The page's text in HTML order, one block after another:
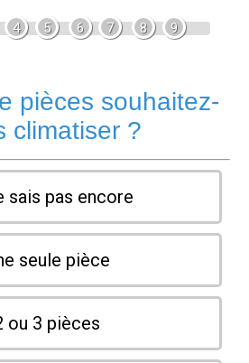
4 5 6 7 8 9
pièces souhaitez-
climatiser ?
sais pas encore
seule pièce
ou 3 pièces